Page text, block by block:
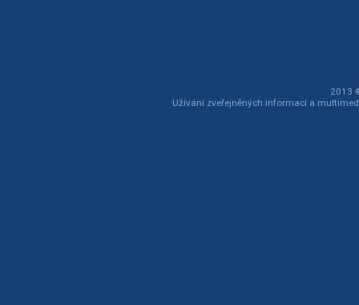
2013
Užívání zveřejněných informací a